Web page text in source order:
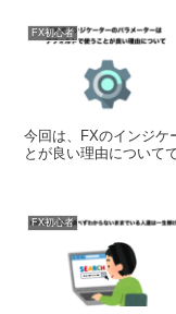
FX初心者
今回は、FXのインジケ
とが良い理由についてで
FX初心者